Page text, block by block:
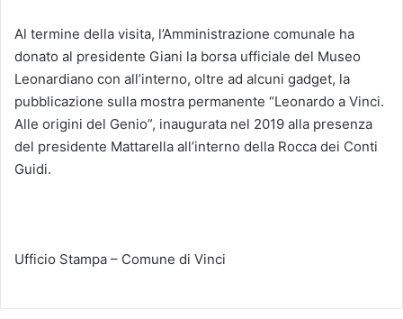
Al termine della visita, l’Amministrazione comunale ha
donato al presidente Giani la borsa ufficiale del Museo
Leonardiano con all’interno, oltre ad alcuni gadget, la
pubblicazione sulla mostra permanente “Leonardo a Vinci.
Alle origini del Genio”, inaugurata nel 2019 alla presenza
del presidente Mattarella all’interno della Rocca dei Conti
Guidi.
Ufficio Stampa – Comune di Vinci